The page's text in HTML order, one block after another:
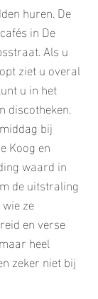
huren. De
in De
Als u
ziet u overal
u in het
discotheken.
bij
Koog en
waard in
de uitstraling
ze
en verse
heel
zeker niet bij